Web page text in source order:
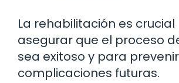
La rehabilitación es
asegurar que el proceso
sea exitoso y para prevenir
complicaciones futuras.